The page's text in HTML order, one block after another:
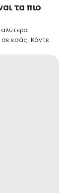
τα πιο
σε εσάς. Κάντε